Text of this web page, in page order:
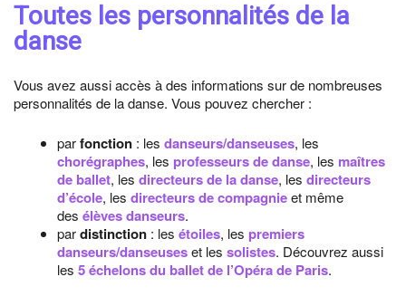
Toutes les personnalités de la
danse
Vous avez aussi accès à des informations sur de nombreuses
personnalités de la danse. Vous pouvez chercher :
parfonction : les danseurs/danseuses, les
chorégraphes, les professeurs de danse, les maîtres
de ballet, les directeurs de la danse, les directeurs
d’école, les directeurs de compagnieet même
des élèves danseurs.
pardistinction : les étoiles, les premiers
danseurs/danseuseset les solistes. Découvrez aussi
les 5 échelons du ballet de l’Opéra de Paris.